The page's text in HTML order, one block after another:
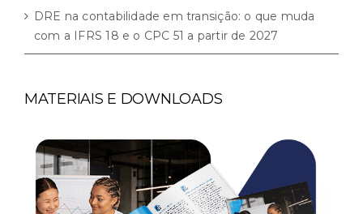
DRE na contabilidade em transição: o que muda
com a IFRS 18 e o CPC 51 a partir de 2027
MATERIAIS E DOWNLOADS